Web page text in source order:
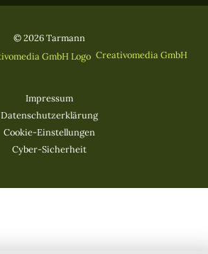
© 2026 Tarmann
Creativomedia GmbH
Impressum
Datenschutzerklärung
Cookie-Einstellungen
Cyber-Sicherheit